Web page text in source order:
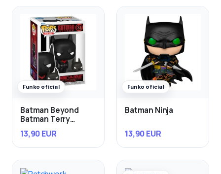
Funko oficial
Batman Beyond
Batman Terry
13,90 EUR
Funko oficial
Batman Ninja
13,90 EUR